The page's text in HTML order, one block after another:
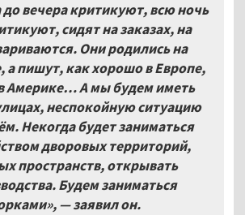
до вечера критикуют, всю ночь
сидят на заказах, на
Они родились на
а пишут, как хорошо в Европе,
Америке… А мы будем иметь
неспокойную ситуацию
Некогда будет заниматься
дворовых территорий,
пространств, открывать
Будем заниматься
— заявил он.